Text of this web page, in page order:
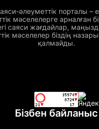
әлеуметтік порталы –
мәселелерге арналған
саяси жағдайлар,
мәселелер біздің
қалмайды.
Бізбен байланыс